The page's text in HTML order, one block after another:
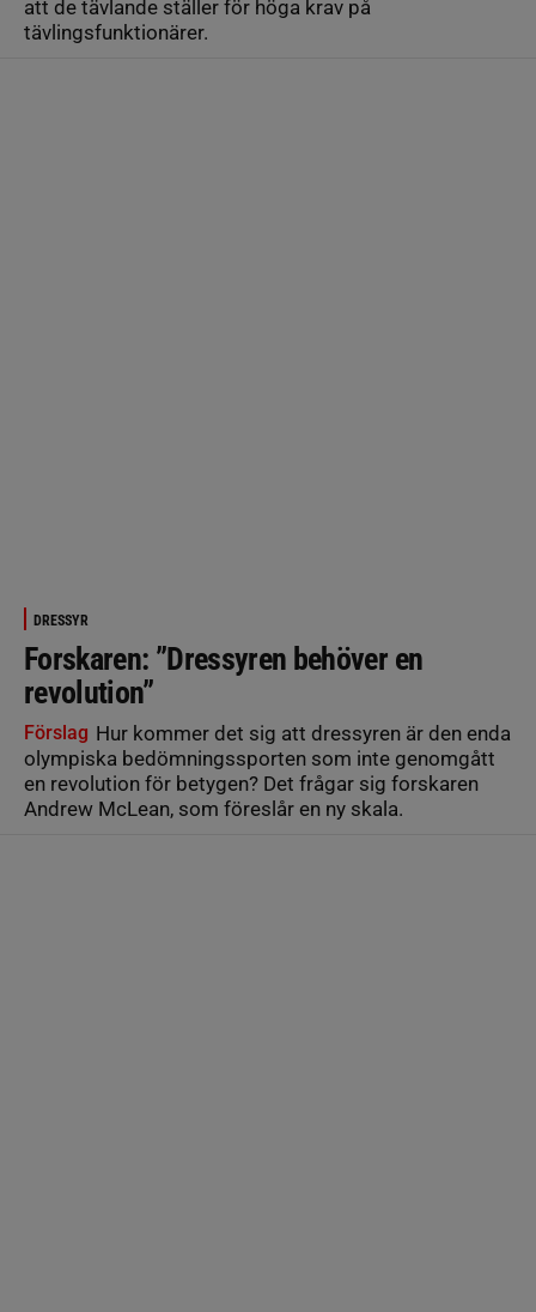
att de tävlande ställer för höga krav på
tävlingsfunktionärer.
DRESSYR
Forskaren: ”Dressyren behöver en
revolution”
Förslag Hur kommer det sig att dressyren är den enda
olympiska bedömningssporten som inte genomgått
en revolution för betygen? Det frågar sig forskaren
Andrew McLean, som föreslår en ny skala.